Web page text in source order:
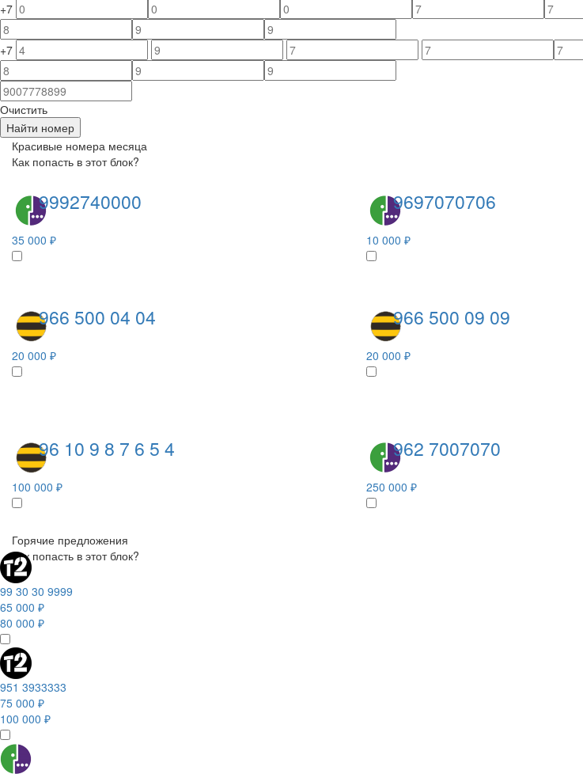
+7
+7
Очистить
Найти номер
Красивые номера месяца
Как попасть в этот блок?
9992740000
35 000 ₽
9697070706
10 000 ₽
966 500 04 04
20 000 ₽
966 500 09 09
20 000 ₽
96 10 9 8 7 6 5 4
100 000 ₽
962 7007070
250 000 ₽
Горячие предложения
Как попасть в этот блок?
99 30 30 9999
65 000 ₽
80 000 ₽
951 3933333
75 000 ₽
100 000 ₽